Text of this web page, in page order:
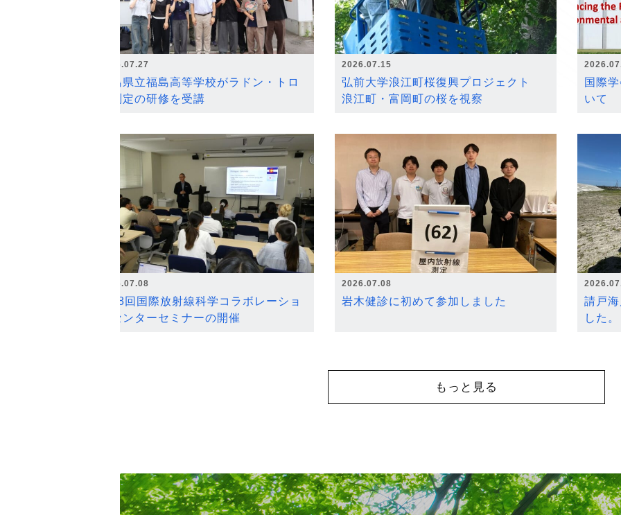
2026.07.27
福島県立福島高等学校がラドン・トロ
ン測定の研修を受講
2026.07.15
弘前大学浪江町桜復興プロジェクト
浪江町・富岡町の桜を視察
国際
いて
2026.07.08
第18回国際放射線科学コラボレーショ
ンセンターセミナーの開催
2026.07.08
岩木健診に初めて参加しました
請戸
した。
もっと見る